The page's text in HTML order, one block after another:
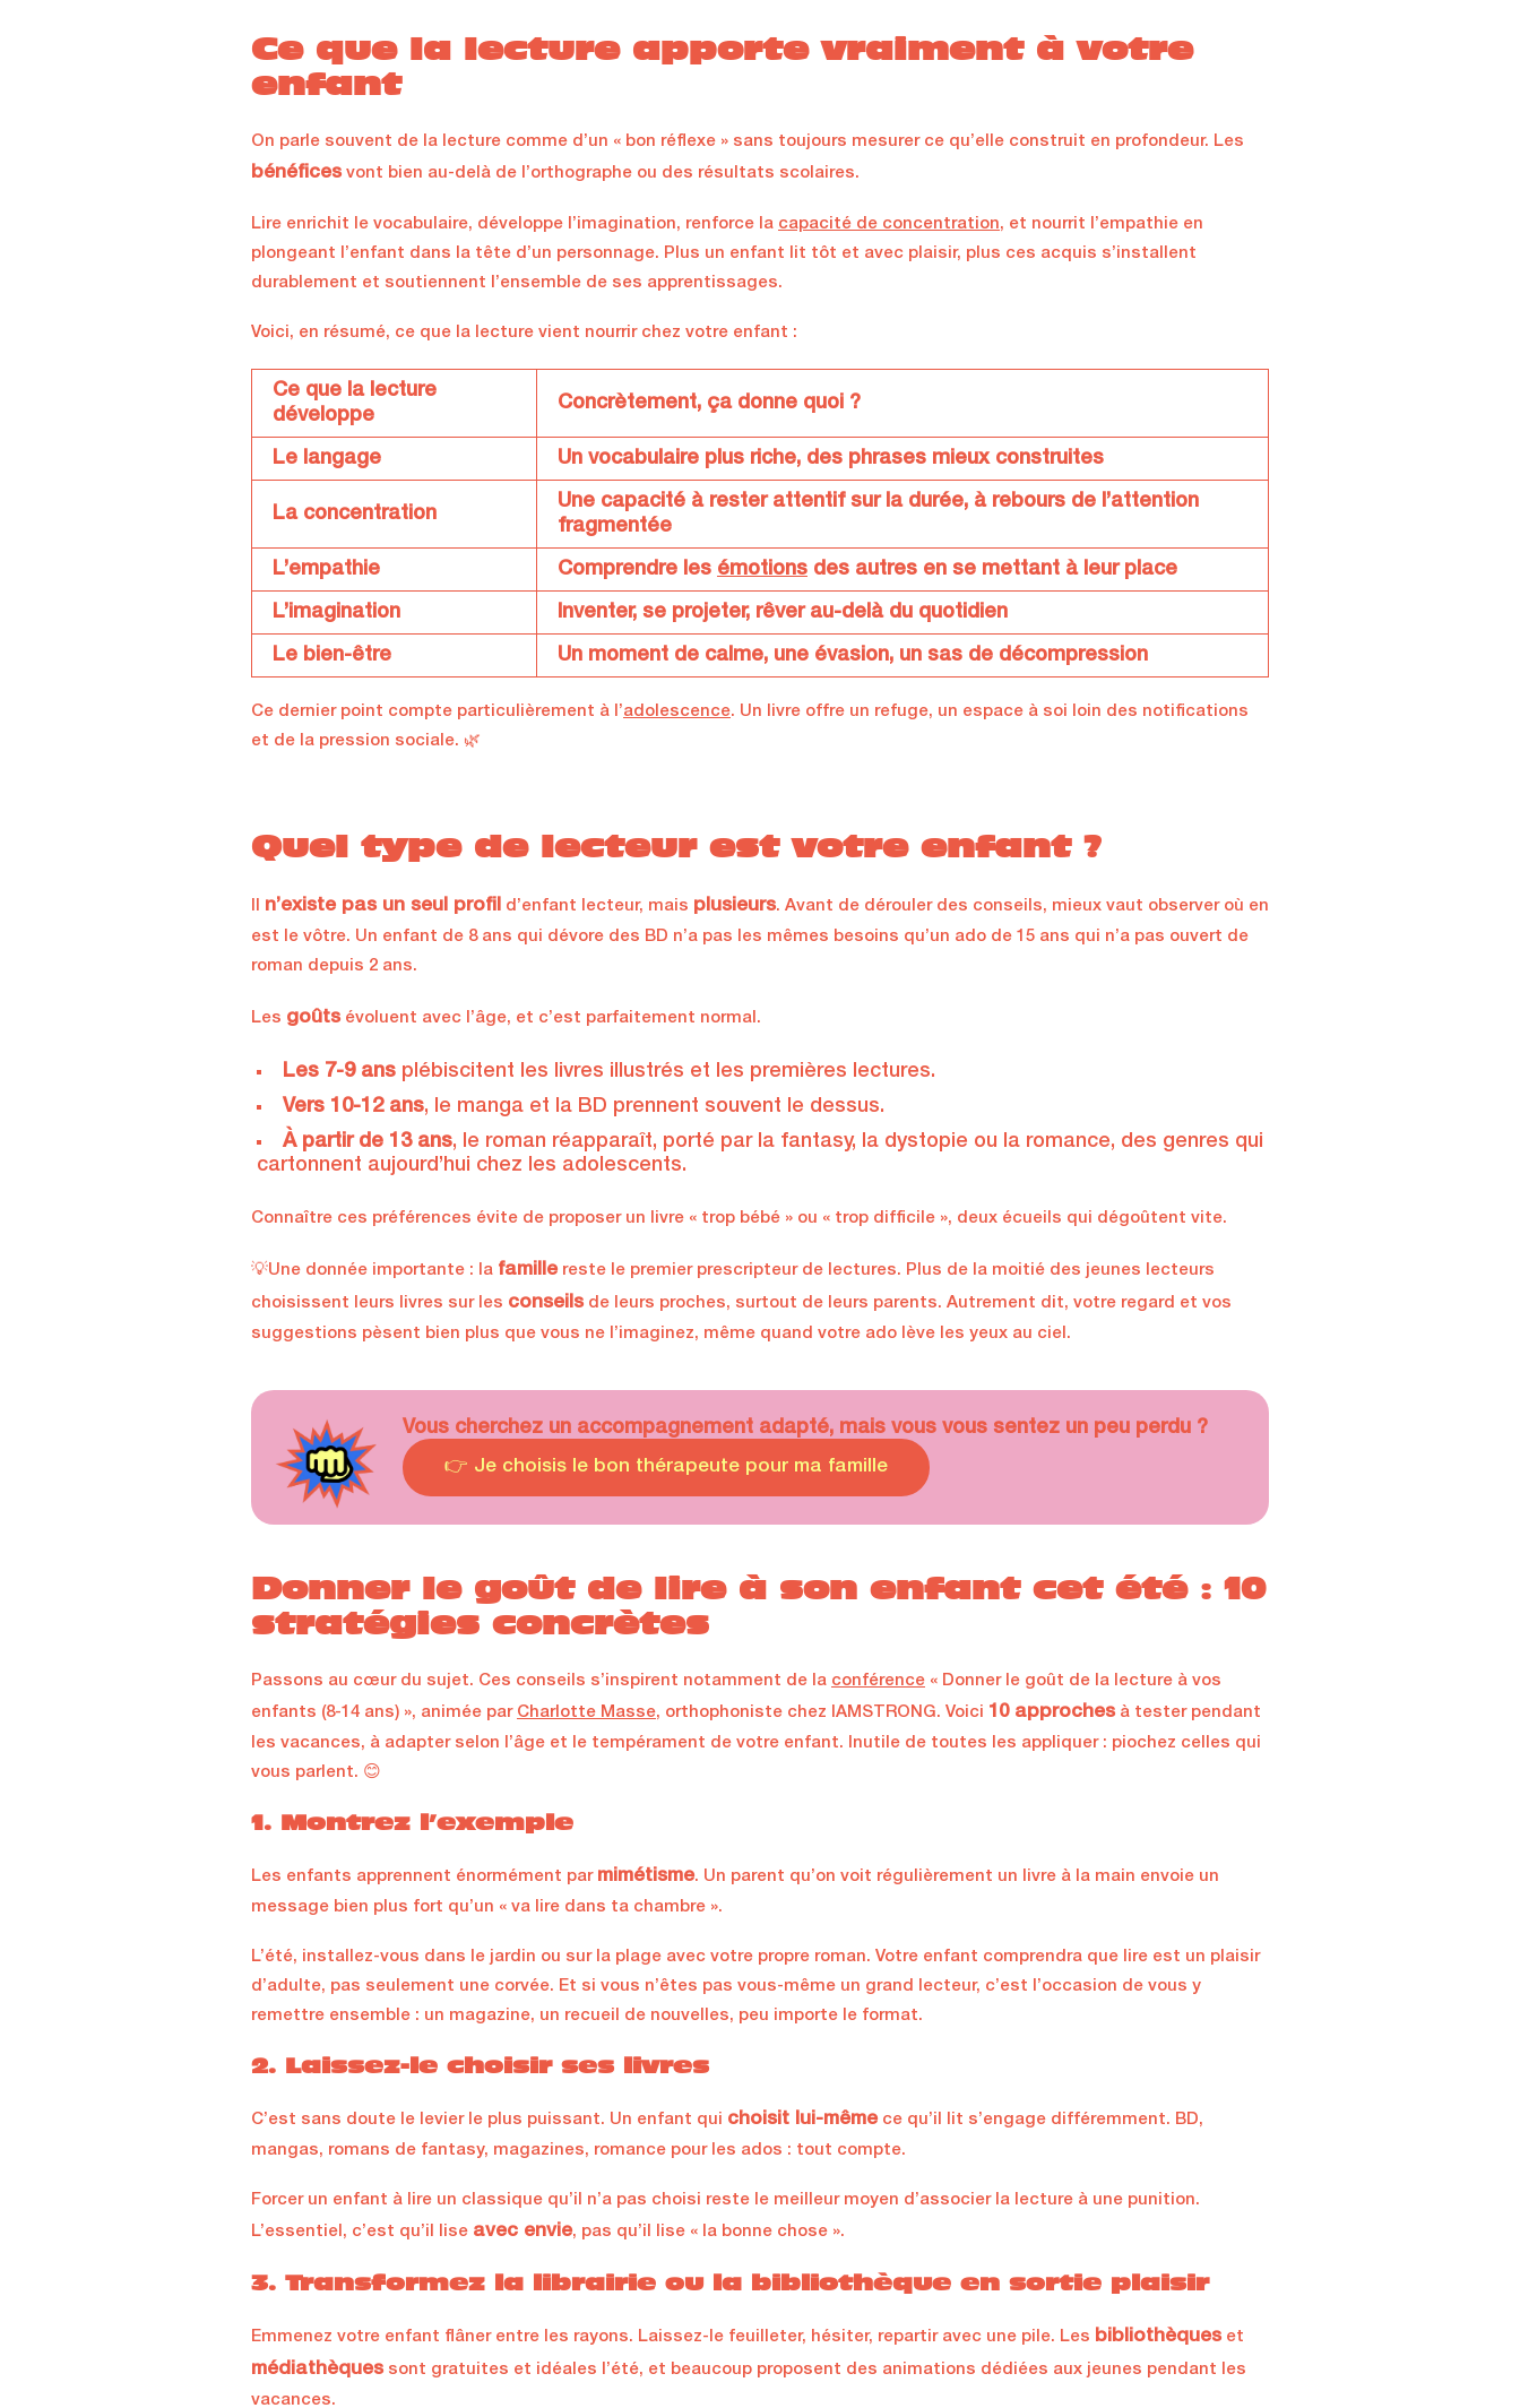
Ce que la lecture apporte vraiment à votre
enfant
On parle souvent de la lecture comme d’un « bon réflexe » sans toujours mesurer ce qu’elle construit en profondeur. Les
bénéfices vont bien au-delà de l’orthographe ou des résultats scolaires.
Lire enrichit le vocabulaire, développe l’imagination, renforce la capacité de concentration, et nourrit l’empathie en
plongeant l’enfant dans la tête d’un personnage. Plus un enfant lit tôt et avec plaisir, plus ces acquis s’installent
durablement et soutiennent l’ensemble de ses apprentissages.
Voici, en résumé, ce que la lecture vient nourrir chez votre enfant :
Ce que la lecture
développe
Concrètement, ça donne quoi ?
Le langage Un vocabulaire plus riche, des phrases mieux construites
La concentration
Une capacité à rester attentif sur la durée, à rebours de l’attention
fragmentée
L’empathie Comprendre les émotions des autres en se mettant à leur place
L’imagination Inventer, se projeter, rêver au-delà du quotidien
Le bien-être Un moment de calme, une évasion, un sas de décompression
Ce dernier point compte particulièrement à l’adolescence. Un livre offre un refuge, un espace à soi loin des notifications
et de la pression sociale. 🌿
Quel type de lecteur est votre enfant ?
Il n’existe pas un seul profil d’enfant lecteur, mais plusieurs. Avant de dérouler des conseils, mieux vaut observer où en
est le vôtre. Un enfant de 8 ans qui dévore des BD n’a pas les mêmes besoins qu’un ado de 15 ans qui n’a pas ouvert de
roman depuis 2 ans.
Les goûts évoluent avec l’âge, et c’est parfaitement normal.
Les 7-9 ans plébiscitent les livres illustrés et les premières lectures.
Vers 10-12 ans, le manga et la BD prennent souvent le dessus.
À partir de 13 ans, le roman réapparaît, porté par la fantasy, la dystopie ou la romance, des genres qui
cartonnent aujourd’hui chez les adolescents.
Connaître ces préférences évite de proposer un livre « trop bébé » ou « trop difficile », deux écueils qui dégoûtent vite.
💡Une donnée importante : la famille reste le premier prescripteur de lectures. Plus de la moitié des jeunes lecteurs
choisissent leurs livres sur les conseils de leurs proches, surtout de leurs parents. Autrement dit, votre regard et vos
suggestions pèsent bien plus que vous ne l’imaginez, même quand votre ado lève les yeux au ciel.
Vous cherchez un accompagnement adapté, mais vous vous sentez un peu perdu ?
👉 Je choisis le bon thérapeute pour ma famille
Donner le goût de lire à son enfant cet été : 10
stratégies concrètes
Passons au cœur du sujet. Ces conseils s’inspirent notamment de la conférence « Donner le goût de la lecture à vos
enfants (8-14 ans) », animée par Charlotte Masse, orthophoniste chez IAMSTRONG. Voici 10 approches à tester pendant
les vacances, à adapter selon l’âge et le tempérament de votre enfant. Inutile de toutes les appliquer : piochez celles qui
vous parlent. 😊
1. Montrez l’exemple
Les enfants apprennent énormément par mimétisme. Un parent qu’on voit régulièrement un livre à la main envoie un
message bien plus fort qu’un « va lire dans ta chambre ».
L’été, installez-vous dans le jardin ou sur la plage avec votre propre roman. Votre enfant comprendra que lire est un plaisir
d’adulte, pas seulement une corvée. Et si vous n’êtes pas vous-même un grand lecteur, c’est l’occasion de vous y
remettre ensemble : un magazine, un recueil de nouvelles, peu importe le format.
2. Laissez-le choisir ses livres
C’est sans doute le levier le plus puissant. Un enfant qui choisit lui-même ce qu’il lit s’engage différemment. BD,
mangas, romans de fantasy, magazines, romance pour les ados : tout compte.
Forcer un enfant à lire un classique qu’il n’a pas choisi reste le meilleur moyen d’associer la lecture à une punition.
L’essentiel, c’est qu’il lise avec envie, pas qu’il lise « la bonne chose ».
3. Transformez la librairie ou la bibliothèque en sortie plaisir
Emmenez votre enfant flâner entre les rayons. Laissez-le feuilleter, hésiter, repartir avec une pile. Les bibliothèques et
médiathèques sont gratuites et idéales l’été, et beaucoup proposent des animations dédiées aux jeunes pendant les
vacances.